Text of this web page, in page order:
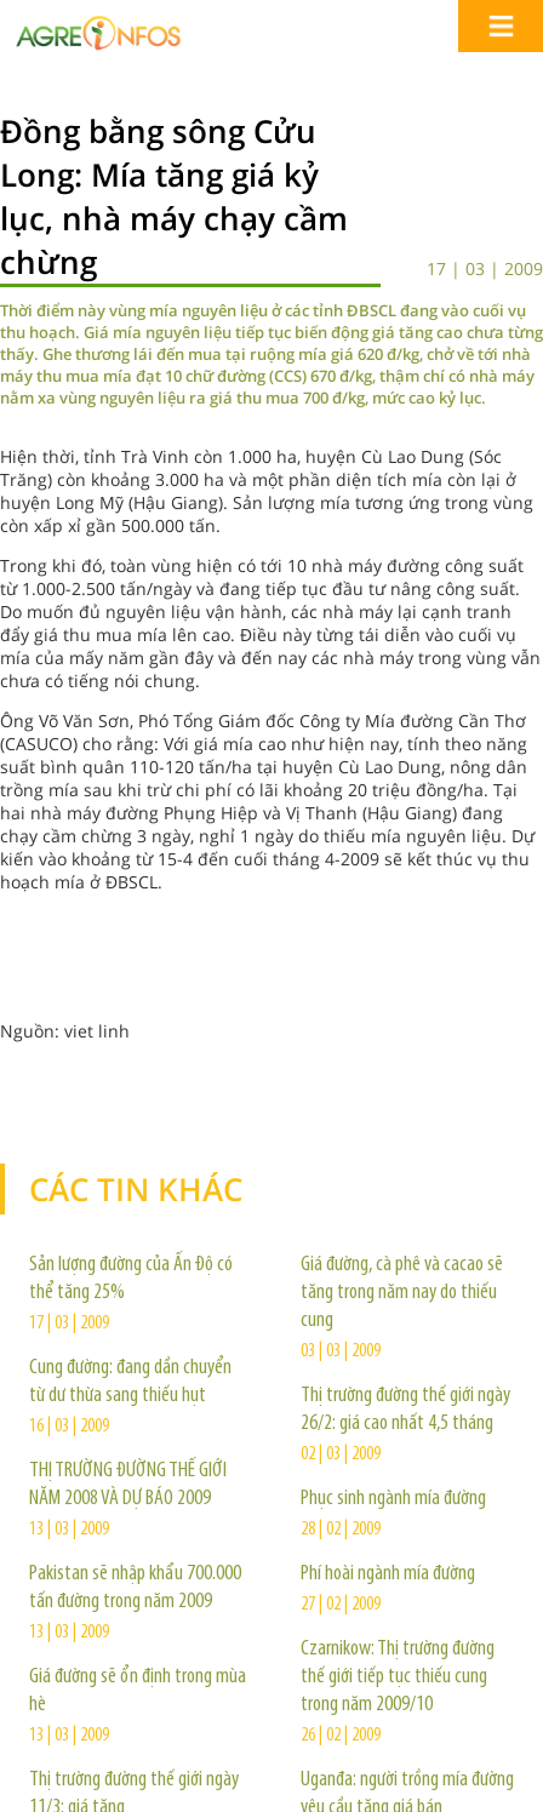
Đồng bằng sông Cửu
Long: Mía tăng giá kỷ
lục, nhà máy chạy cầm
chừng
17 | 03 | 2009
Thời điểm này vùng mía nguyên liệu ở các tỉnh ĐBSCL đang vào cuối vụ
thu hoạch. Giá mía nguyên liệu tiếp tục biến động giá tăng cao chưa từng
thấy. Ghe thương lái đến mua tại ruộng mía giá 620 đ/kg, chở về tới nhà
máy thu mua mía đạt 10 chữ đường (CCS) 670 đ/kg, thậm chí có nhà máy
nằm xa vùng nguyên liệu ra giá thu mua 700 đ/kg, mức cao kỷ lục.
Hiện thời, tỉnh Trà Vinh còn 1.000 ha, huyện Cù Lao Dung (Sóc
Trăng) còn khoảng 3.000 ha và một phần diện tích mía còn lại ở
huyện Long Mỹ (Hậu Giang). Sản lượng mía tương ứng trong vùng
còn xấp xỉ gần 500.000 tấn.
Trong khi đó, toàn vùng hiện có tới 10 nhà máy đường công suất
từ 1.000-2.500 tấn/ngày và đang tiếp tục đầu tư nâng công suất.
Do muốn đủ nguyên liệu vận hành, các nhà máy lại cạnh tranh
đẩy giá thu mua mía lên cao. Điều này từng tái diễn vào cuối vụ
mía của mấy năm gần đây và đến nay các nhà máy trong vùng vẫn
chưa có tiếng nói chung.
Ông Võ Văn Sơn, Phó Tổng Giám đốc Công ty Mía đường Cần Thơ
(CASUCO) cho rằng: Với giá mía cao như hiện nay, tính theo năng
suất bình quân 110-120 tấn/ha tại huyện Cù Lao Dung, nông dân
trồng mía sau khi trừ chi phí có lãi khoảng 20 triệu đồng/ha. Tại
hai nhà máy đường Phụng Hiệp và Vị Thanh (Hậu Giang) đang
chạy cầm chừng 3 ngày, nghỉ 1 ngày do thiếu mía nguyên liệu. Dự
kiến vào khoảng từ 15-4 đến cuối tháng 4-2009 sẽ kết thúc vụ thu
hoạch mía ở ĐBSCL.
Nguồn: viet linh
CÁC TIN KHÁC
Sản lượng đường của Ấn Độ có
thể tăng 25%
17 | 03 | 2009
Cung đường: đang dần chuyển
từ dư thừa sang thiếu hụt
16 | 03 | 2009
THỊ TRƯỜNG ĐƯỜNG THẾ GIỚI
NĂM 2008 VÀ DỰ BÁO 2009
13 | 03 | 2009
Pakistan sẽ nhập khẩu 700.000
tấn đường trong năm 2009
13 | 03 | 2009
Giá đường sẽ ổn định trong mùa
hè
13 | 03 | 2009
Thị trường đường thế giới ngày
Giá đường, cà phê và cacao sẽ
tăng trong năm nay do thiếu
cung
03 | 03 | 2009
Thị trường đường thế giới ngày
26/2: giá cao nhất 4,5 tháng
02 | 03 | 2009
Phục sinh ngành mía đường
28 | 02 | 2009
Phí hoài ngành mía đường
27 | 02 | 2009
Czarnikow: Thị trường đường
thế giới tiếp tục thiếu cung
trong năm 2009/10
26 | 02 | 2009
Uganđa: người trồng mía đường